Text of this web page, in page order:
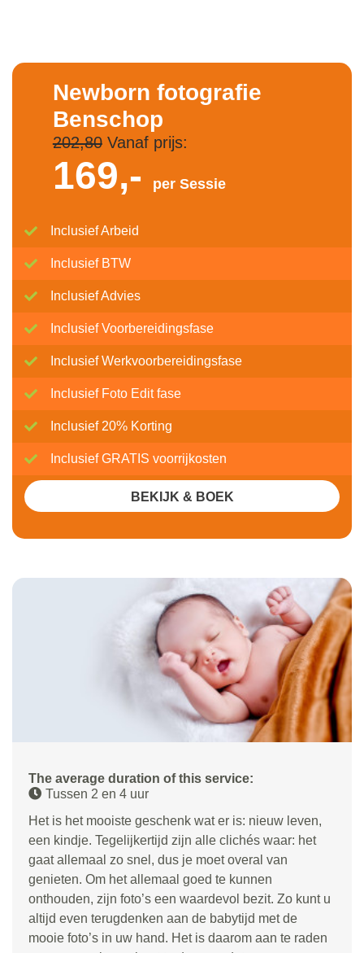
The average duration of this service:
Tussen 2 en 4 uur
Het is het mooiste geschenk wat er is: nieuw leven,
een kindje. Tegelijkertijd zijn alle clichés waar: het
gaat allemaal zo snel, dus je moet overal van
genieten. Om het allemaal goed te kunnen
onthouden, zijn foto’s een waardevol bezit. Zo kunt u
altijd even terugdenken aan de babytijd met de
mooie foto’s in uw hand. Het is daarom aan te raden
Newborn fotografie
Benschop
202,80Vanaf prijs:
169,- per Sessie
Inclusief Arbeid
Inclusief BTW
Inclusief Advies
Inclusief Voorbereidingsfase
Inclusief Werkvoorbereidingsfase
Inclusief Foto Edit fase
Inclusief 20% Korting
Inclusief GRATIS voorrijkosten
BEKIJK & BOEK